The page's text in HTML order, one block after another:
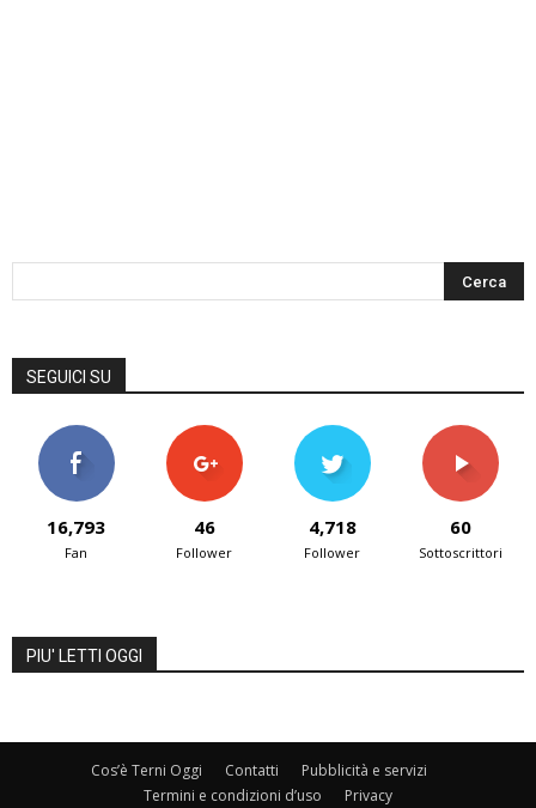
SEGUICI SU
16,793
Fan
46
Follower
4,718
Follower
60
Sottoscrittori
PIU' LETTI OGGI
Cos’è Terni Oggi Contatti
Pubblicità e servizi
Termini e condizioni d’uso
Privacy